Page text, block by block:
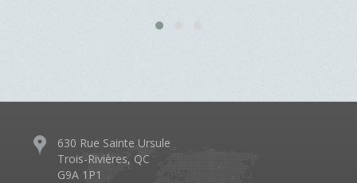
630 Rue Sainte Ursule
Trois-Rivières, QC
G9A 1P1